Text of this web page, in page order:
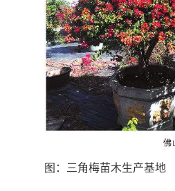
图：三角梅苗木生产基地